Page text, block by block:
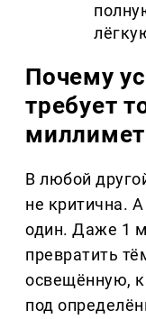
Почему
требует
В любой
не критична.
один. Даже 1
превратить
освещённую,
под